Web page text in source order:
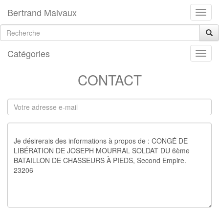
Bertrand Malvaux
Catégories
CONTACT